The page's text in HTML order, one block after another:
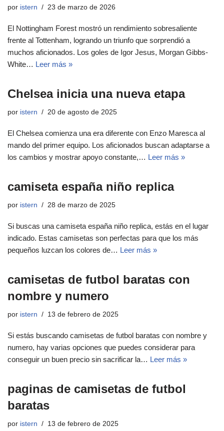
por istern 23 de marzo de 2026
El Nottingham Forest mostró un rendimiento sobresaliente
frente al Tottenham, logrando un triunfo que sorprendió a
muchos aficionados. Los goles de Igor Jesus, Morgan Gibbs-
White… Leer más »
Chelsea inicia una nueva etapa
por istern 20 de agosto de 2025
El Chelsea comienza una era diferente con Enzo Maresca al
mando del primer equipo. Los aficionados buscan adaptarse a
los cambios y mostrar apoyo constante,… Leer más »
camiseta españa niño replica
por istern 28 de marzo de 2025
Si buscas una camiseta españa niño replica, estás en el lugar
indicado. Estas camisetas son perfectas para que los más
pequeños luzcan los colores de… Leer más »
camisetas de futbol baratas con
nombre y numero
por istern 13 de febrero de 2025
Si estás buscando camisetas de futbol baratas con nombre y
numero, hay varias opciones que puedes considerar para
conseguir un buen precio sin sacrificar la… Leer más »
paginas de camisetas de futbol
baratas
por istern 13 de febrero de 2025